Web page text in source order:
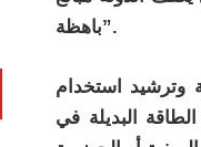
باهظة”.
وترشيد استخدام
البديلة في